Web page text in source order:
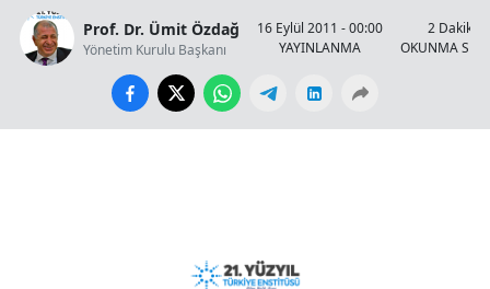
Prof. Dr. Ümit Özdağ
Yönetim Kurulu Başkanı
16 Eylül 2011 - 00:00
YAYINLANMA
2 Dakika
OKUNMA